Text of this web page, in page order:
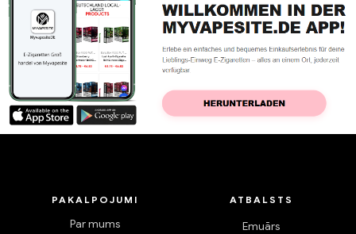
PAKALPOJUMI
Par mums
ATBALSTS
Emuārs